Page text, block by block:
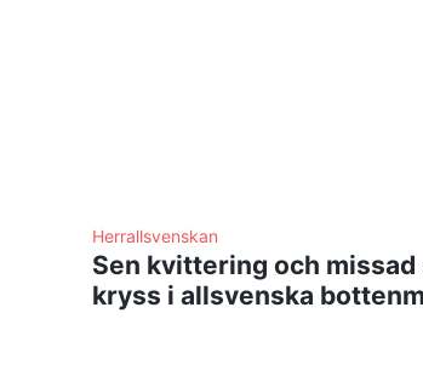
Herrallsvenskan
Sen kvittering och
kryss i allsvenska